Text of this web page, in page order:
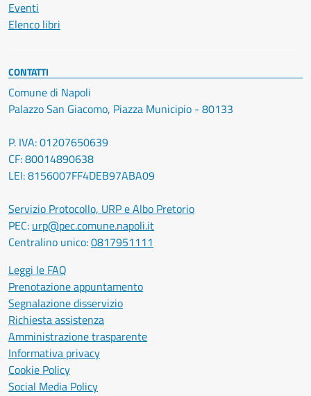
Eventi
Elenco libri
CONTATTI
Comune di Napoli
Palazzo San Giacomo, Piazza Municipio - 80133
P. IVA: 01207650639
CF: 80014890638
LEI: 8156007FF4DEB97ABA09
Servizio Protocollo, URP e Albo Pretorio
PEC: urp@pec.comune.napoli.it
Centralino unico:0817951111
Leggi le FAQ
Prenotazione appuntamento
Segnalazione disservizio
Richiesta assistenza
Amministrazione trasparente
Informativa privacy
Cookie Policy
Social Media Policy